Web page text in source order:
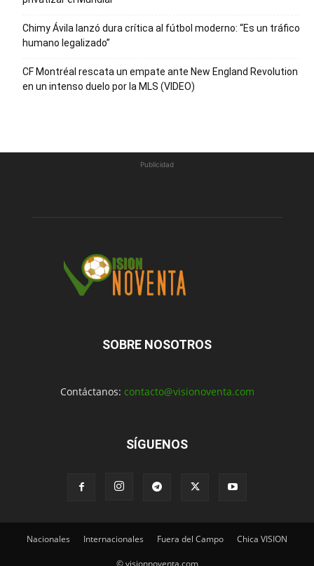
Chimy Ávila lanzó dura crítica al fútbol moderno: “Es un tráfico
humano legalizado”
CF Montréal rescata un empate ante New England Revolution
en un intenso duelo por la MLS (VIDEO)
Publicidad
SOBRE NOSOTROS
Contáctanos: contacto@visionoventa.com
SÍGUENOS
Nacionales Internacionales Fuera del Campo Chica VISION
© visionnoventa.com